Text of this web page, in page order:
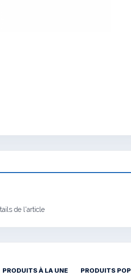
de l'article
PRODUITS À LA UNE PRODUITS